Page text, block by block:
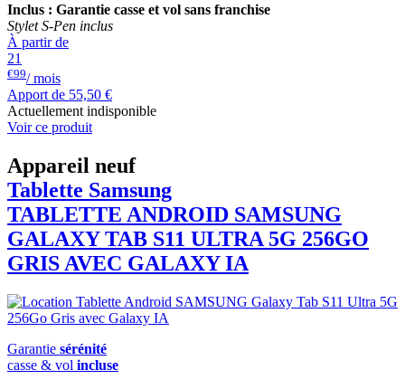
Inclus : Garantie casse et vol sans franchise
Stylet S-Pen inclus
À partir de
21
€99/ mois
Apport de 55,50 €
Actuellement indisponible
Voir ce produit
Appareil neuf
Tablette Samsung
TABLETTE ANDROID SAMSUNG
GALAXY TAB S11 ULTRA 5G 256GO
GRIS AVEC GALAXY IA
Garantie sérénité
casse & vol incluse